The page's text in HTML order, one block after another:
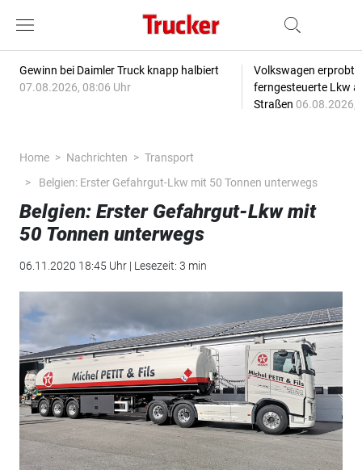
Gewinn bei Daimler Truck knapp halbiert
07.08.2026, 08:06 Uhr
Volkswagen erprobt
ferngesteuerte Lkw
Straßen 06.08.2026,
Home Nachrichten
Transport
Belgien: Erster Gefahrgut-Lkw mit 50 Tonnen unterwegs
Belgien: Erster Gefahrgut-Lkw mit
50 Tonnen unterwegs
06.11.2020 18:45 Uhr | Lesezeit: 3 min